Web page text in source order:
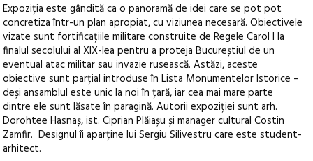
Expoziția este gândită ca o panoramă de idei care se pot pot
concretiza într-un plan apropiat, cu viziunea necesară. Obiectivele
vizate sunt fortificațiile militare construite de Regele Carol I la
finalul secolului al XIX-lea pentru a proteja Bucureștiul de un
eventual atac militar sau invazie rusească. Astăzi, aceste
obiective sunt parțial introduse în Lista Monumentelor Istorice –
deși ansamblul este unic la noi în țară, iar cea mai mare parte
dintre ele sunt lăsate în paragină. Autorii expoziției sunt arh.
Dorohtee Hasnaș, ist. Ciprian Plăiașu și manager cultural Costin
Zamfir. Designul îi aparține lui Sergiu Silivestru care este student-
arhitect.